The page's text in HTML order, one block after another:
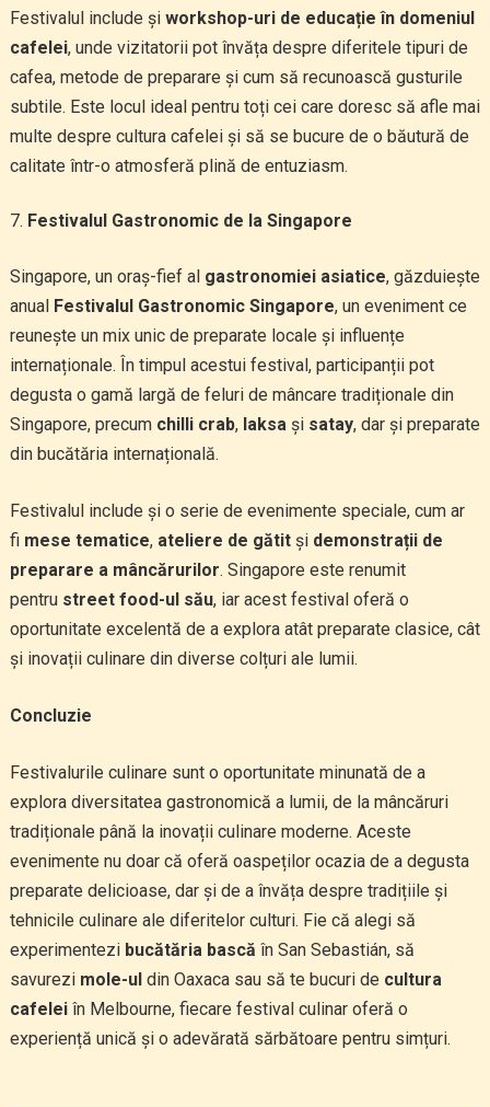
Festivalul include și workshop-uri de educație în domeniul
cafelei, unde vizitatorii pot învăța despre diferitele tipuri de
cafea, metode de preparare și cum să recunoască gusturile
subtile. Este locul ideal pentru toți cei care doresc să afle mai
multe despre cultura cafelei și să se bucure de o băutură de
calitate într-o atmosferă plină de entuziasm.
Festivalul Gastronomic de la Singapore
Singapore, un oraș-fief al gastronomiei asiatice, găzduiește
anual Festivalul Gastronomic Singapore, un eveniment ce
reunește un mix unic de preparate locale și influențe
internaționale. În timpul acestui festival, participanții pot
degusta o gamă largă de feluri de mâncare tradiționale din
Singapore, precum chilli crab, laksași satay, dar și preparate
din bucătăria internațională.
Festivalul include și o serie de evenimente speciale, cum ar
fi mese tematice, ateliere de gătitși demonstrații de
preparare a mâncărurilor. Singapore este renumit
pentru street food-ul său, iar acest festival oferă o
oportunitate excelentă de a explora atât preparate clasice, cât
și inovații culinare din diverse colțuri ale lumii.
Concluzie
Festivalurile culinare sunt o oportunitate minunată de a
explora diversitatea gastronomică a lumii, de la mâncăruri
tradiționale până la inovații culinare moderne. Aceste
evenimente nu doar că oferă oaspeților ocazia de a degusta
preparate delicioase, dar și de a învăța despre tradițiile și
tehnicile culinare ale diferitelor culturi. Fie că alegi să
experimentezi bucătăria bască în San Sebastián, să
savurezi mole-uldin Oaxaca sau să te bucuri de cultura
cafeleiîn Melbourne, fiecare festival culinar oferă o
experiență unică și o adevărată sărbătoare pentru simțuri.